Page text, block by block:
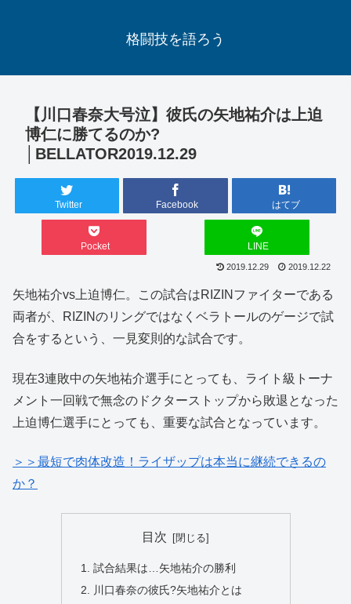
格闘技を語ろう
【川口春奈大号泣】彼氏の矢地祐介は上迫
博仁に勝てるのか?
│BELLATOR2019.12.29
Twitter Facebook はてブ
Pocket LINE
2019.12.29 2019.12.22
矢地祐介vs上迫博仁。この試合はRIZINファイターである
両者が、RIZINのリングではなくベラトールのゲージで試
合をするという、一見変則的な試合です。
現在3連敗中の矢地祐介選手にとっても、ライト級トーナ
メント一回戦で無念のドクターストップから敗退となった
上迫博仁選手にとっても、重要な試合となっています。
＞＞最短で肉体改造！ライザップは本当に継続できるの
か？
目次
試合結果は…矢地祐介の勝利
川口春奈の彼氏?矢地祐介とは